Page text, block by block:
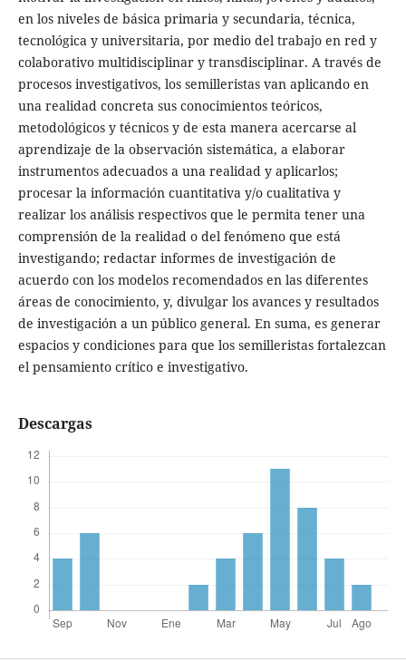
en los niveles de básica primaria y secundaria, técnica,
tecnológica y universitaria, por medio del trabajo en red y
colaborativo multidisciplinar y transdisciplinar. A través de
procesos investigativos, los semilleristas van aplicando en
una realidad concreta sus conocimientos teóricos,
metodológicos y técnicos y de esta manera acercarse al
aprendizaje de la observación sistemática, a elaborar
instrumentos adecuados a una realidad y aplicarlos;
procesar la información cuantitativa y/o cualitativa y
realizar los análisis respectivos que le permita tener una
comprensión de la realidad o del fenómeno que está
investigando; redactar informes de investigación de
acuerdo con los modelos recomendados en las diferentes
áreas de conocimiento, y, divulgar los avances y resultados
de investigación a un público general. En suma, es generar
espacios y condiciones para que los semilleristas fortalezcan
el pensamiento crítico e investigativo.
Descargas